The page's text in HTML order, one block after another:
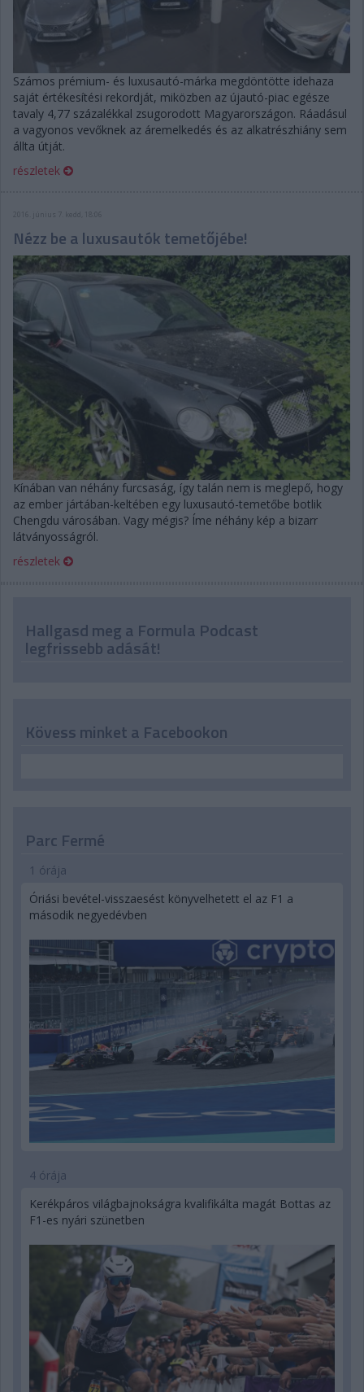
Számos prémium- és luxusautó-márka megdöntötte idehaza
saját értékesítési rekordját, miközben az újautó-piac egésze
tavaly 4,77 százalékkal zsugorodott Magyarországon. Ráadásul
a vagyonos vevőknek az áremelkedés és az alkatrészhiány sem
állta útját.
részletek
2016. június 7. kedd, 18:06
Nézz be a luxusautók temetőjébe!
Kínában van néhány furcsaság, így talán nem is meglepő, hogy
az ember jártában-keltében egy luxusautó-temetőbe botlik
Chengdu városában. Vagy mégis? Íme néhány kép a bizarr
látványosságról.
részletek
Hallgasd meg a Formula Podcast
legfrissebb adását!
Kövess minket a Facebookon
Parc Fermé
1 órája
Óriási bevétel-visszaesést könyvelhetett el az F1 a
második negyedévben
4 órája
Kerékpáros világbajnokságra kvalifikálta magát Bottas az
F1-es nyári szünetben